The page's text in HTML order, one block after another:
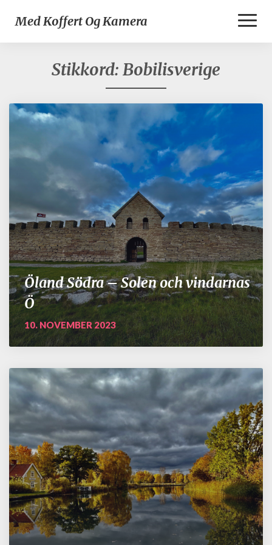
Med Koffert Og Kamera
Stikkord: Bobilisverige
Öland Södra – Solen och vindarnas
Ö
10. NOVEMBER 2023